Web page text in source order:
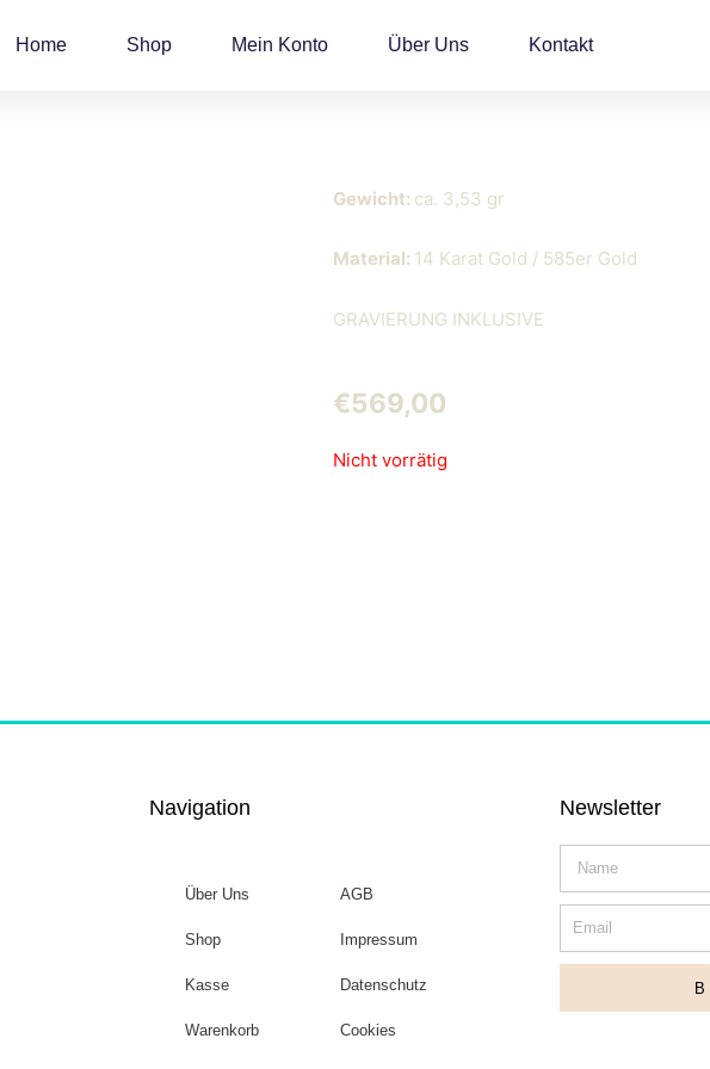
Home Shop Mein Konto Über Uns Kontakt
Gewicht: ca. 3,53 gr
Material: 14 Karat Gold / 585er Gold
GRAVIERUNG INKLUSIVE
€569,00
Nicht vorrätig
Navigation
Über Uns
Shop
Kasse
Warenkorb
AGB
Impressum
Datenschutz
Cookies
Newsletter
Name
Email